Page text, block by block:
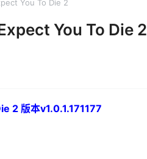
You To Die 2
You To Die 2
2 版本v1.0.1.171177